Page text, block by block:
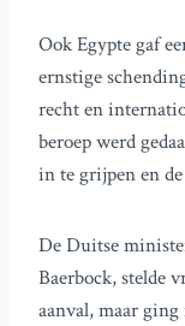
Ook Egypte gaf
ernstige
recht en
beroep werd
in te grijpen en
De Duitse
Baerbock, stelde
aanval, maar